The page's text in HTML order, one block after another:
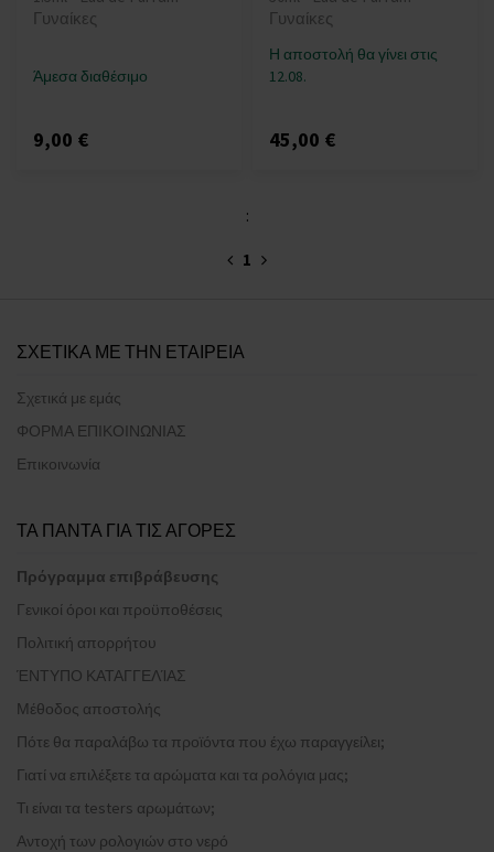
Γυναίκες
Άμεσα διαθέσιμο
9,00 €
Γυναίκες
Η αποστολή θα γίνει στις
12.08.
45,00 €
:
1
ΣΧΕΤΙΚΑ ΜΕ ΤΗΝ ΕΤΑΙΡΕΙΑ
Σχετικά με εμάς
ΦΟΡΜΑ ΕΠΙΚΟΙΝΩΝΙΑΣ
Επικοινωνία
ΤΑ ΠΑΝΤΑ ΓΙΑ ΤΙΣ ΑΓΟΡΕΣ
Πρόγραμμα επιβράβευσης
Γενικοί όροι και προϋποθέσεις
Πολιτική απορρήτου
ΈΝΤΥΠΟ ΚΑΤΑΓΓΕΛΊΑΣ
Μέθοδος αποστολής
Πότε θα παραλάβω τα προϊόντα που έχω παραγγείλει;
Γιατί να επιλέξετε τα αρώματα και τα ρολόγια μας;
Τι είναι τα testers αρωμάτων;
Αντοχή των ρολογιών στο νερό